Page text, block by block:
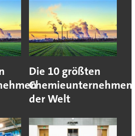
Die 10 größten
Chemieunternehmen
der Welt